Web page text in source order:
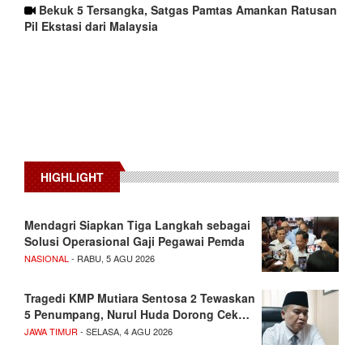
Bekuk 5 Tersangka, Satgas Pamtas Amankan Ratusan
Pil Ekstasi dari Malaysia
HIGHLIGHT
Mendagri Siapkan Tiga Langkah sebagai
Solusi Operasional Gaji Pegawai Pemda
NASIONAL - RABU, 5 AGU 2026
Tragedi KMP Mutiara Sentosa 2 Tewaskan
5 Penumpang, Nurul Huda Dorong Cek…
JAWA TIMUR - SELASA, 4 AGU 2026